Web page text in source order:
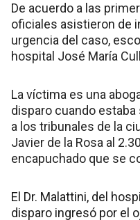
De acuerdo a las
oficiales asistieron de
urgencia del caso,
hospital José María
La víctima es una
disparo cuando
a los tribunales de la
Javier de la Rosa al
encapuchado que se
El Dr. Malattini, del
disparo ingresó por el